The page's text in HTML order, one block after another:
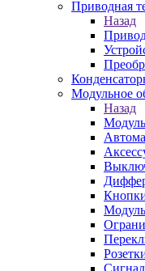
Приводная
Назад
Модульное
Назад